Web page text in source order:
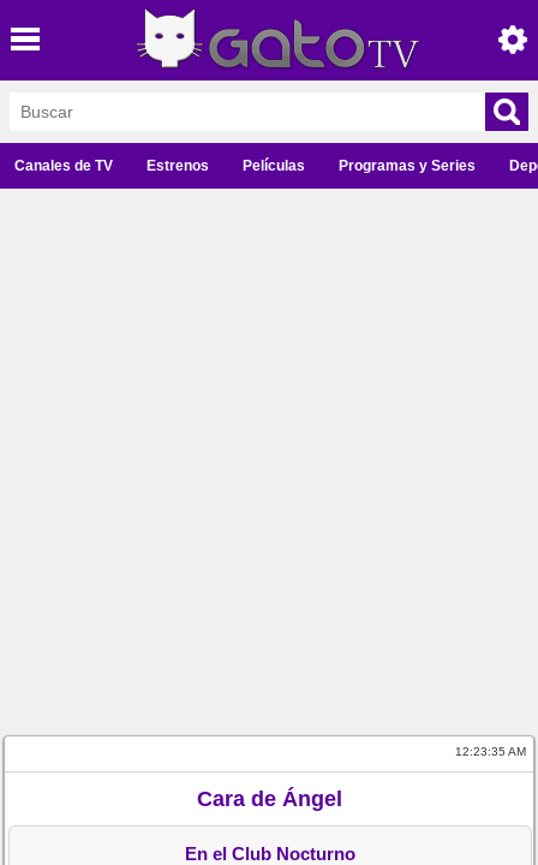
Canales de TV Estrenos Películas Programas y Series
12:23:35 AM
Cara de Ángel
En el Club Nocturno